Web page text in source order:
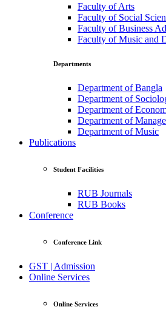
Faculty of Arts
Faculty of Social
Faculty of Business
Faculty of Music and
Departments
Department of Bangla
Department of
Department of
Department of
Department of Music
Publications
Student Facilities
RUB Journals
RUB Books
Conference
Conference Link
GST | Admission
Online Services
Online Services